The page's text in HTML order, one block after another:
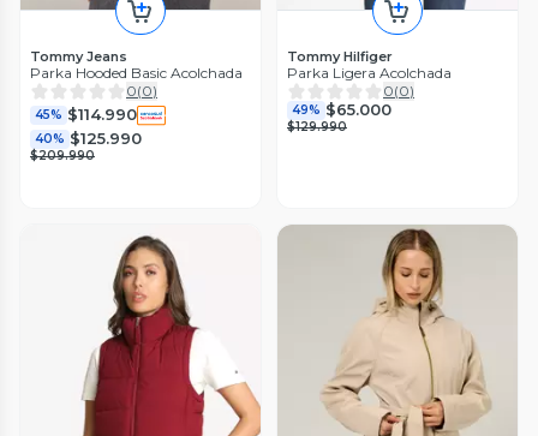
Tommy Jeans
Parka Hooded Basic Acolchada
0(0)
45% $114.990
40% $125.990
$209.990
Tommy Hilfiger
Parka Ligera Acolchada
0(0)
49% $65.000
$129.990